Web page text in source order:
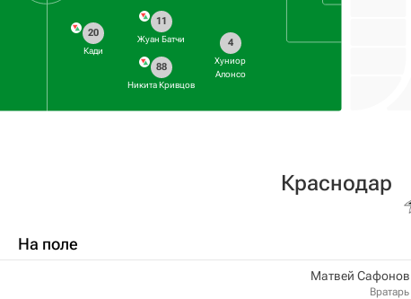
4
Хуниор
Алонсо
11
Жуан Батчи
88
Никита Кривцов
20
Кади
На поле
Краснодар
Матвей Сафонов
Вратарь